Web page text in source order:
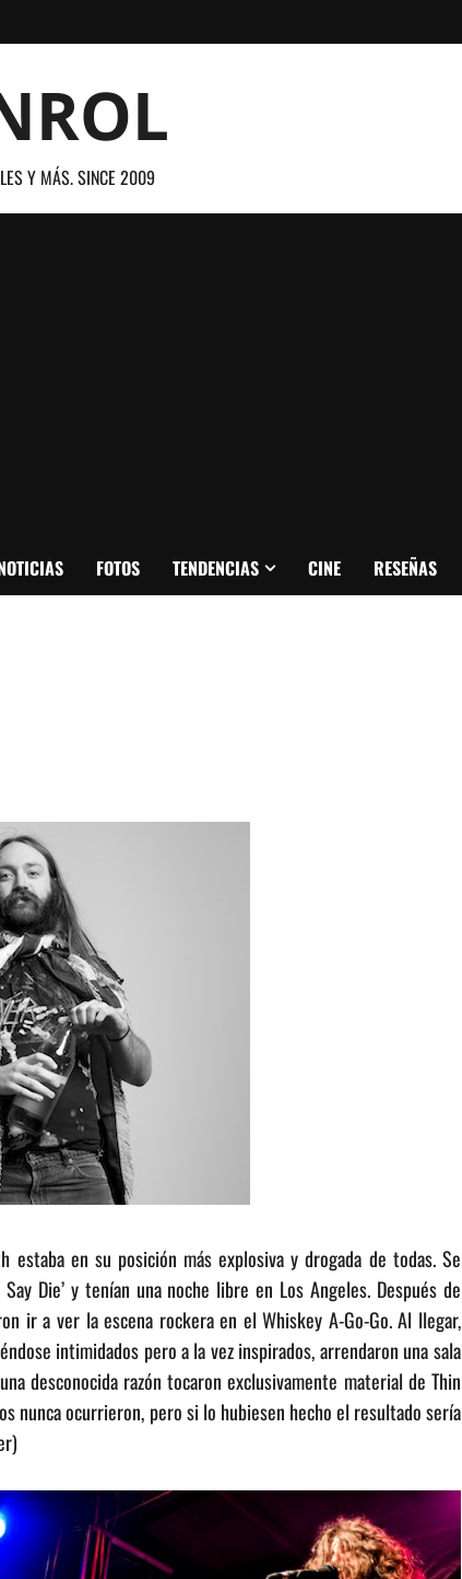
Y MÁS. SINCE 2009
FOTOS TENDENCIAS CINE RESEÑAS
en su posición más explosiva y drogada de todas. Se
Die’ y tenían una noche libre en Los Angeles. Después de
ir a ver la escena rockera en el Whiskey A-Go-Go. Al llegar,
intimidados pero a la vez inspirados, arrendaron una sala
desconocida razón tocaron exclusivamente material de Thin
nunca ocurrieron, pero si lo hubiesen hecho el resultado sería